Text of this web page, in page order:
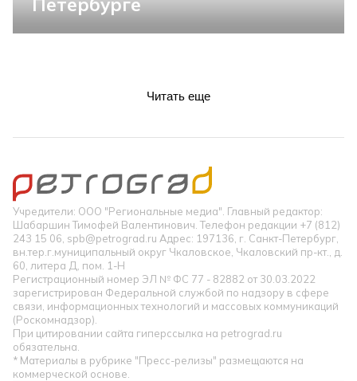
Читать еще
Учредители: ООО "Региональные медиа". Главный редактор:
Шабаршин Тимофей Валентинович. Телефон редакции +7 (812)
243 15 06, spb@petrograd.ru Адрес: 197136, г. Санкт-Петербург,
вн.тер.г.муниципальный округ Чкаловское, Чкаловский пр-кт., д.
60, литера Д, пом. 1-Н
Регистрационный номер ЭЛ № ФС 77 - 82882 от 30.03.2022
зарегистрирован Федеральной службой по надзору в сфере
связи, информационных технологий и массовых коммуникаций
(Роскомнадзор).
При цитировании сайта гиперссылка на petrograd.ru
обязательна.
* Материалы в рубрике "Пресс-релизы" размещаются на
коммерческой основе.